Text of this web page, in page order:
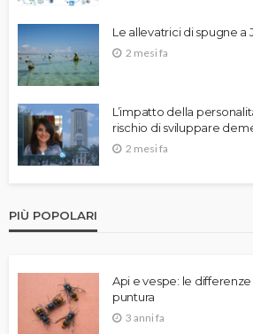
Le allevatrici di spugne a
2 mesi fa
L’impatto della
rischio di sviluppare
2 mesi fa
PIÙ POPOLARI
Api e vespe: le
puntura
3 anni fa